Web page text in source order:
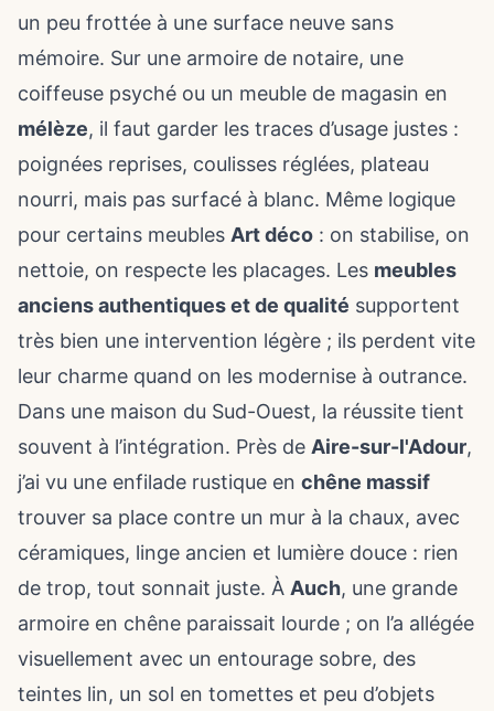
un peu frottée à une surface neuve sans
mémoire. Sur une armoire de notaire, une
coiffeuse psyché ou un meuble de magasin en
mélèze, il faut garder les traces d’usage justes :
poignées reprises, coulisses réglées, plateau
nourri, mais pas surfacé à blanc. Même logique
pour certains meubles Art déco : on stabilise, on
nettoie, on respecte les placages. Les meubles
anciens authentiques et de qualité supportent
très bien une intervention légère ; ils perdent vite
leur charme quand on les modernise à outrance.
Dans une maison du Sud-Ouest, la réussite tient
souvent à l’intégration. Près de Aire-sur-l'Adour,
j’ai vu une enfilade rustique en chêne massif
trouver sa place contre un mur à la chaux, avec
céramiques, linge ancien et lumière douce : rien
de trop, tout sonnait juste. À Auch, une grande
armoire en chêne paraissait lourde ; on l’a allégée
visuellement avec un entourage sobre, des
teintes lin, un sol en tomettes et peu d’objets